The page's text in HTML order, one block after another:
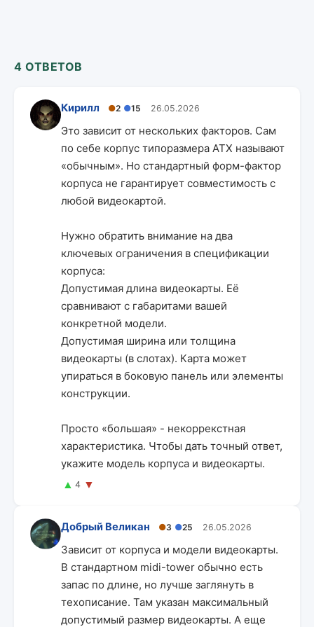
4 ОТВЕТОВ
Кирилл ●2 ●15 26.05.2026
Это зависит от нескольких факторов. Сам
по себе корпус типоразмера ATX называют
«обычным». Но стандартный форм-фактор
корпуса не гарантирует совместимость с
любой видеокартой.
Нужно обратить внимание на два
ключевых ограничения в спецификации
корпуса:
Допустимая длина видеокарты. Её
сравнивают с габаритами вашей
конкретной модели.
Допустимая ширина или толщина
видеокарты (в слотах). Карта может
упираться в боковую панель или элементы
конструкции.
Просто «большая» - некоррекстная
характеристика. Чтобы дать точный ответ,
укажите модель корпуса и видеокарты.
▲ 4 ▼
Добрый Великан ●3 ●25 26.05.2026
Зависит от корпуса и модели видеокарты.
В стандартном midi-tower обычно есть
запас по длине, но лучше заглянуть в
техописание. Там указан максимальный
допустимый размер видеокарты. А еще